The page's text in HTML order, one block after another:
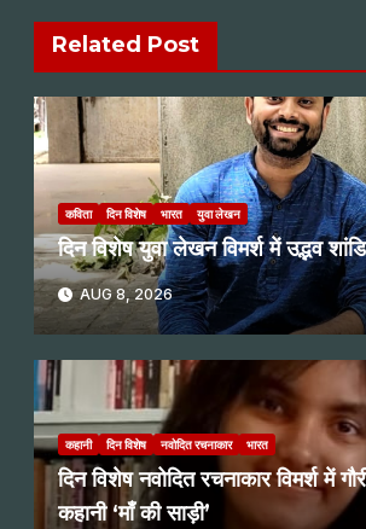
Related Post
कविता दिन विशेष भारत युवा लेखन
दिन विशेष युवा लेखन विमर्श में उद्भव
AUG 8, 2026
कहानी दिन विशेष नवोदित रचनाकार भारत
दिन विशेष नवोदित रचनाकार विमर्श में
कहानी ‘माँ की साड़ी’